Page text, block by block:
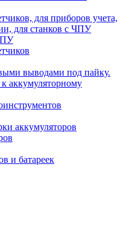
для приборов учета,
для станков с ЧПУ
выводами под пайку.
аккумуляторному
аккумуляторов
и батареек